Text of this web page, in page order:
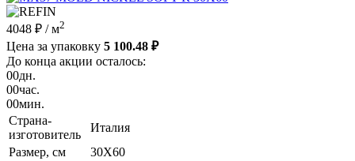
4048 ₽ / м2
Цена за упаковку 5 100.48 ₽
До конца акции осталось:
00дн.
00час.
00мин.
Страна-
изготовитель
Италия
Размер, см
30X60